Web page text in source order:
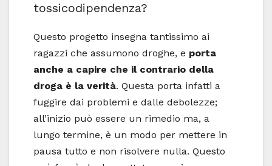
tossicodipendenza?
Questo progetto insegna tantissimo ai
ragazzi che assumono droghe, e porta
anche a capire che il contrario della
droga è la verità. Questa porta infatti a
fuggire dai problemi e dalle debolezze;
all’inizio può essere un rimedio ma, a
lungo termine, è un modo per mettere in
pausa tutto e non risolvere nulla. Questo